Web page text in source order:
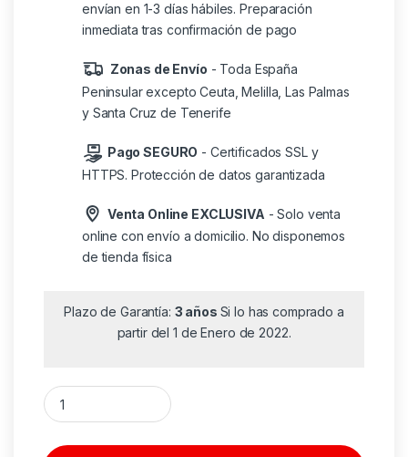
envían en 1-3 días hábiles. Preparación
inmediata tras confirmación de pago
Zonas de Envío - Toda España
Peninsular excepto Ceuta, Melilla, Las Palmas
y Santa Cruz de Tenerife
Pago SEGURO - Certificados SSL y
HTTPS. Protección de datos garantizada
Venta Online EXCLUSIVA - Solo venta
online con envío a domicilio. No disponemos
de tienda física
Plazo de Garantía: 3 años Si lo has comprado a
partir del 1 de Enero de 2022.
Auriculares Inalámbricos Fonestar AURIS-BT/ con